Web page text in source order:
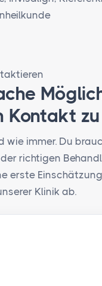
Kontakt
wie immer. Du
richtigen
erste
Klinik ab.